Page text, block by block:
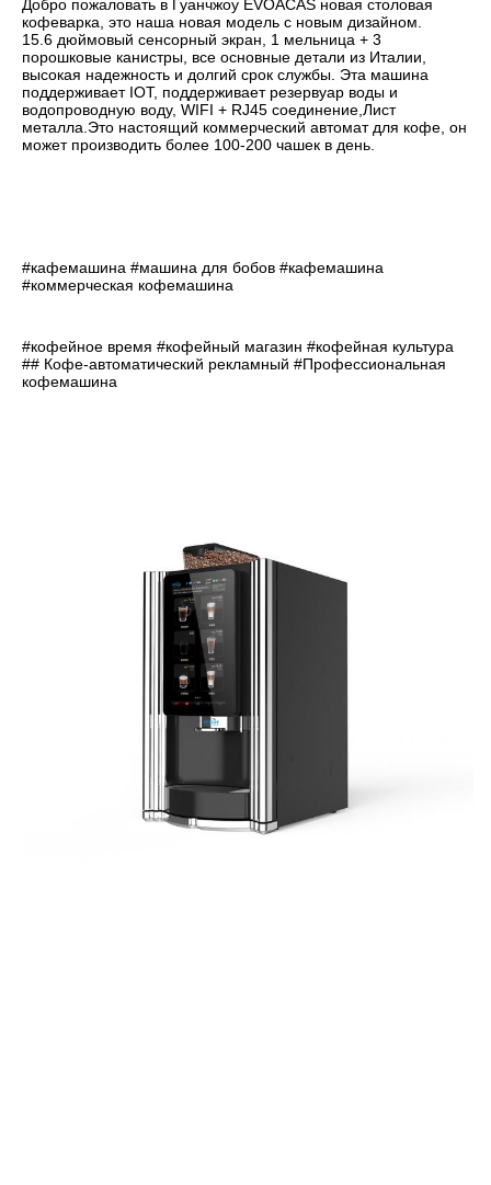
Добро пожаловать в Гуанчжоу EVOACAS новая столовая
кофеварка, это наша новая модель с новым дизайном.
15.6 дюймовый сенсорный экран, 1 мельница + 3
порошковые канистры, все основные детали из Италии,
высокая надежность и долгий срок службы. Эта машина
поддерживает IOT, поддерживает резервуар воды и
водопроводную воду, WIFI + RJ45 соединение,Лист
металла.Это настоящий коммерческий автомат для кофе, он
может производить более 100-200 чашек в день.
#кафемашина #машина для бобов #кафемашина
#коммерческая кофемашина
#кофейное время #кофейный магазин #кофейная культура
## Кофе-автоматический рекламный #Профессиональная
кофемашина